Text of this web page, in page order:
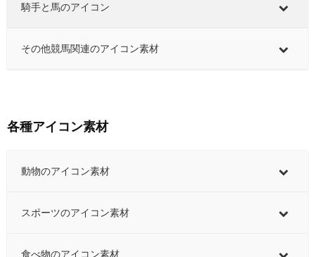
騎手と馬のアイコン
その他競馬関連のアイコン素材
各種アイコン素材
動物のアイコン素材
スポーツのアイコン素材
食べ物のアイコン素材